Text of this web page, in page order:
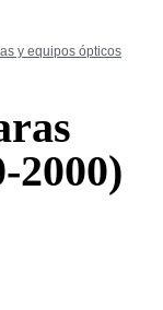
y equipos ópticos
2000)